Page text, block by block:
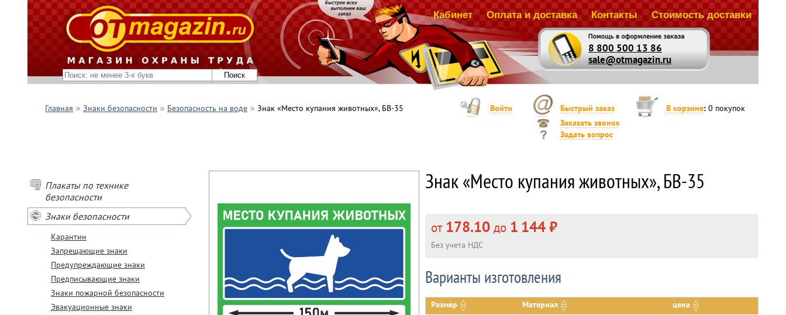
8 800 500 13 86
sale@otmagazin.ru
Кабинет Оплата и доставка Контакты Стоимость доставки
Главная Знаки безопасности Безопасность на воде Знак «Место купания животных», БВ-35 Войти Быстрый заказ В корзине: 0 покупок
Заказать звонок
Задать вопрос
Плакаты по технике
безопасности
Знаки безопасности
Карантин
Запрещающие знаки
Предупреждающие знаки
Предписывающие знаки
Знаки пожарной безопасности
Эвакуационные знаки
Знак «Место купания животных», БВ-35
от178.10 до 1 144 ₽
Без учета НДС
Варианты изготовления
Размер Материал
цена